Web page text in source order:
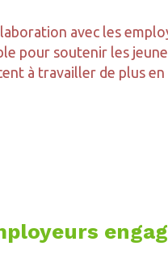
avec les
pour soutenir les
à travailler de plus